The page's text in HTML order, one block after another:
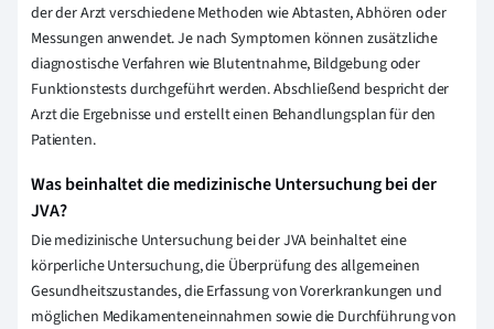
der der Arzt verschiedene Methoden wie Abtasten, Abhören oder
Messungen anwendet. Je nach Symptomen können zusätzliche
diagnostische Verfahren wie Blutentnahme, Bildgebung oder
Funktionstests durchgeführt werden. Abschließend bespricht der
Arzt die Ergebnisse und erstellt einen Behandlungsplan für den
Patienten.
Was beinhaltet die medizinische Untersuchung bei der
JVA?
Die medizinische Untersuchung bei der JVA beinhaltet eine
körperliche Untersuchung, die Überprüfung des allgemeinen
Gesundheitszustandes, die Erfassung von Vorerkrankungen und
möglichen Medikamenteneinnahmen sowie die Durchführung von